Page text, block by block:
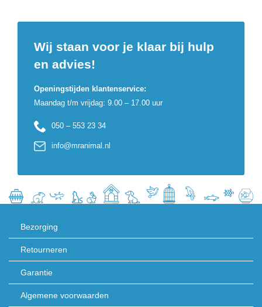
Wij staan voor je klaar bij hulp
en advies!
Openingstijden klantenservice:
Maandag t/m vrijdag: 9.00 – 17.00 uur
050 – 553 23 34
info@mranimal.nl
Bezorging
Retourneren
Garantie
Algemene voorwaarden